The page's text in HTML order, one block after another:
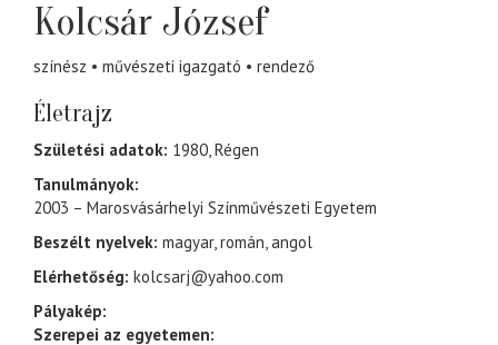
Kolcsár József
színész művészeti igazgató rendező
Életrajz
Születési adatok: 1980, Régen
Tanulmányok:
2003 – Marosvásárhelyi Színművészeti Egyetem
Beszélt nyelvek: magyar, román, angol
Elérhetőség: kolcsarj@yahoo.com
Pályakép:
Szerepei az egyetemen: